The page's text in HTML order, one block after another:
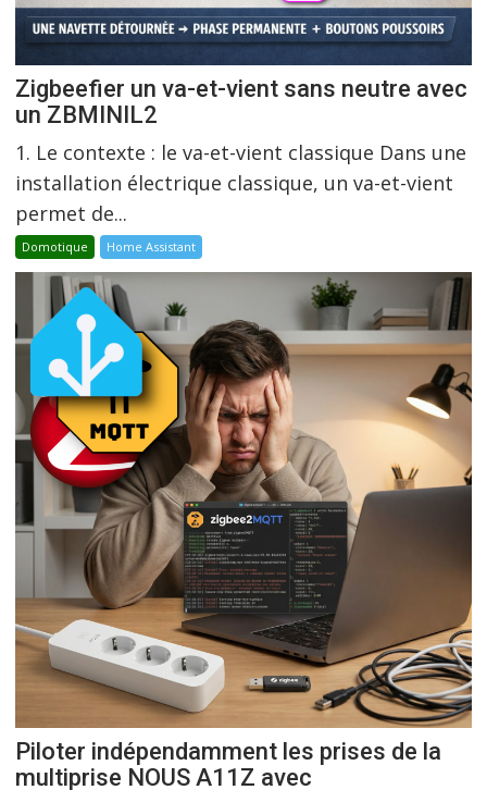
Zigbeefier un va-et-vient sans neutre avec
un ZBMINIL2
1. Le contexte : le va-et-vient classique Dans une
installation électrique classique, un va-et-vient
permet de...
Domotique Home Assistant
Piloter indépendamment les prises de la
multiprise NOUS A11Z avec